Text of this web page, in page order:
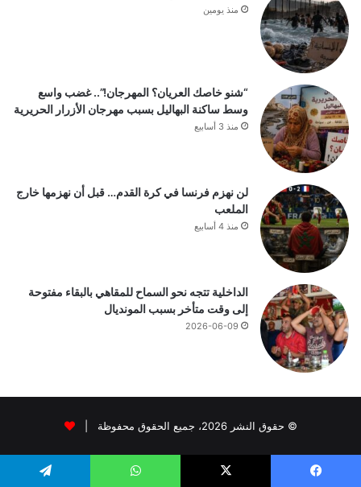
منذ يومين
“شنو خاصك العريان؟ المهرجان!”.. غضب واسع
وسط ساكنة البهاليل بسبب مهرجان الأزرار الحريرية
منذ 3 أسابيع
لن نهزم فرنسا في كرة القدم… قبل أن نهزمها خارج
الملعب
منذ 4 أسابيع
الداخلية تتجه نحو السماح للمقاهي بالبقاء مفتوحة
إلى وقت متأخر بسبب المونديال
2026-06-09
© حقوق النشر 2026، جميع الحقوق محفوظة |